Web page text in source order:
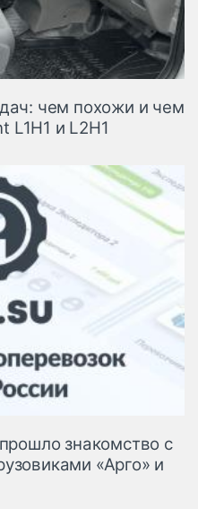
чем похожи и чем
L1H1 и L2H1
знакомство с
«Арго» и